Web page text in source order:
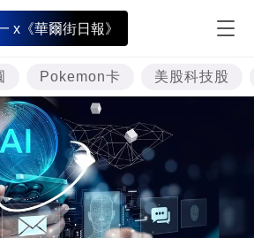
x《華爾街日報》
Pokemon卡 美股科技股